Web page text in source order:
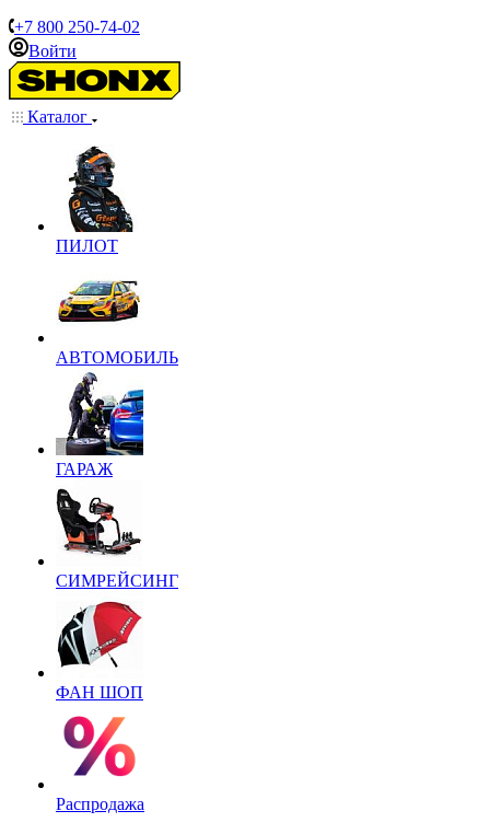
+7 800 250-74-02
Войти
Каталог
ПИЛОТ
АВТОМОБИЛЬ
ГАРАЖ
СИМРЕЙСИНГ
ФАН ШОП
Распродажа